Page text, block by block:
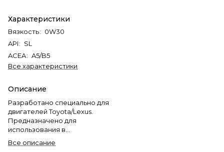
Характеристики
Вязкость: 0W30
API: SL
ACEA: A5/B5
Все характеристики
Описание
Разработано специально для
двигателей Toyota/Lexus.
Предназначено для
использования в
высокофорсированных
Все описание